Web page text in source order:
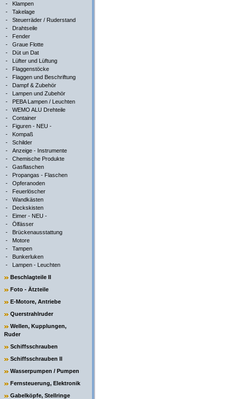
- Klampen
- Takelage
- Steuerräder / Ruderstand
- Drahtseile
- Fender
- Graue Flotte
- Düt un Dat
- Lüfter und Lüftung
- Flaggenstöcke
- Flaggen und Beschriftung
- Dampf & Zubehör
- Lampen und Zubehör
- PEBA Lampen / Leuchten
- WEMO ALU Drehteile
- Container
- Figuren - NEU -
- Kompaß
- Schilder
- Anzeige - Instrumente
- Chemische Produkte
- Gasflaschen
- Propangas - Flaschen
- Opferanoden
- Feuerlöscher
- Wandkästen
- Deckskisten
- Eimer - NEU -
- Ölfässer
- Brückenausstattung
- Motore
- Tampen
- Bunkerluken
- Lampen - Leuchten
Beschlagteile II
Foto - Ätzteile
E-Motore, Antriebe
Querstrahlruder
Wellen, Kupplungen,
Ruder
Schiffsschrauben
Schiffsschrauben II
Wasserpumpen / Pumpen
Fernsteuerung, Elektronik
Gabelköpfe, Stellringe